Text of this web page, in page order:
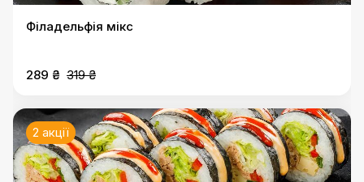
Філадельфія мікс
289 ₴ 319 ₴
2 акції